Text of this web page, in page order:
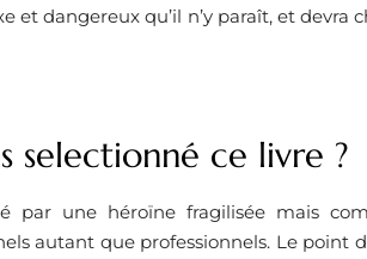
et dangereux qu’il n’y paraît, et devra
selectionné ce livre ?
par une héroïne fragilisée mais
autant que professionnels. Le point